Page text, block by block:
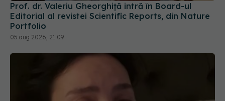
Prof. dr. Valeriu Gheorghiță intră în Board-ul
Editorial al revistei Scientific Reports, din Nature
Portfolio
05 aug 2026, 21:09